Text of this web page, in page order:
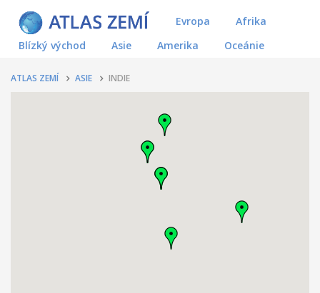
Evropa
Afrika
Blízký východ
Asie Amerika Oceánie
ATLAS ZEMÍ ASIE INDIE